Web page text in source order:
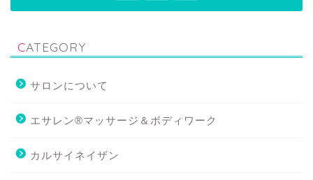
CATEGORY
サロンについて
エサレン®マッサージ＆ボディワーク
カルサイネイザン